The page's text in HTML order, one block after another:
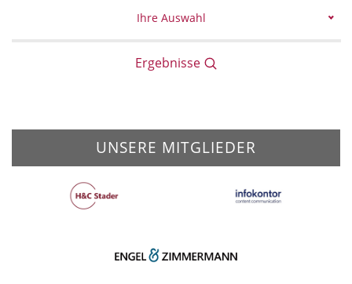
Ihre Auswahl
Ergebnisse
UNSERE MITGLIEDER